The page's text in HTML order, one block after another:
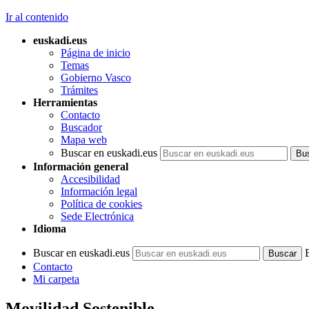
Ir al contenido
euskadi.eus
Página de inicio
Temas
Gobierno Vasco
Trámites
Herramientas
Contacto
Buscador
Mapa web
Buscar en euskadi.eus
Información general
Accesibilidad
Información legal
Política de cookies
Sede Electrónica
Idioma
Buscar en euskadi.eus
Contacto
Mi carpeta